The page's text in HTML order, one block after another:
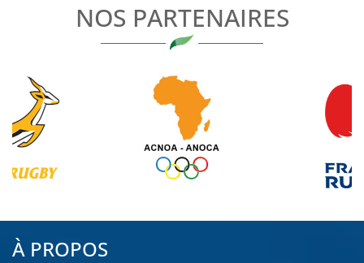
NOS PARTENAIRES
À PROPOS